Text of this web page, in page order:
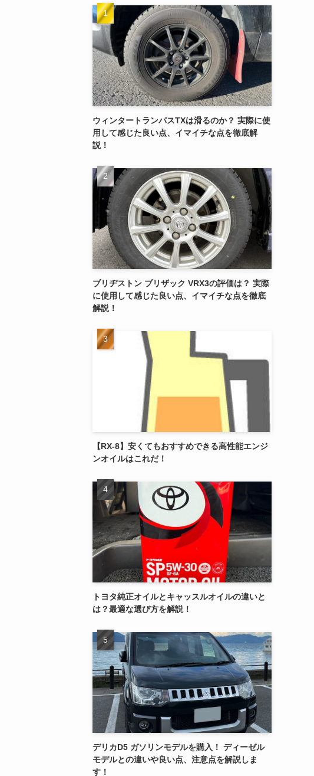
ウィンタートランパスTXは滑るのか？ 実際に使
用して感じた良い点、イマイチな点を徹底解
説！
ブリヂストン ブリザック VRX3の評価は？ 実際
に使用して感じた良い点、イマイチな点を徹底
解説！
【RX-8】安くてもおすすめできる高性能エンジ
ンオイルはこれだ！
トヨタ純正オイルとキャッスルオイルの違いと
は？最適な選び方を解説！
デリカD5 ガソリンモデルを購入！ ディーゼル
モデルとの違いや良い点、注意点を解説しま
す！